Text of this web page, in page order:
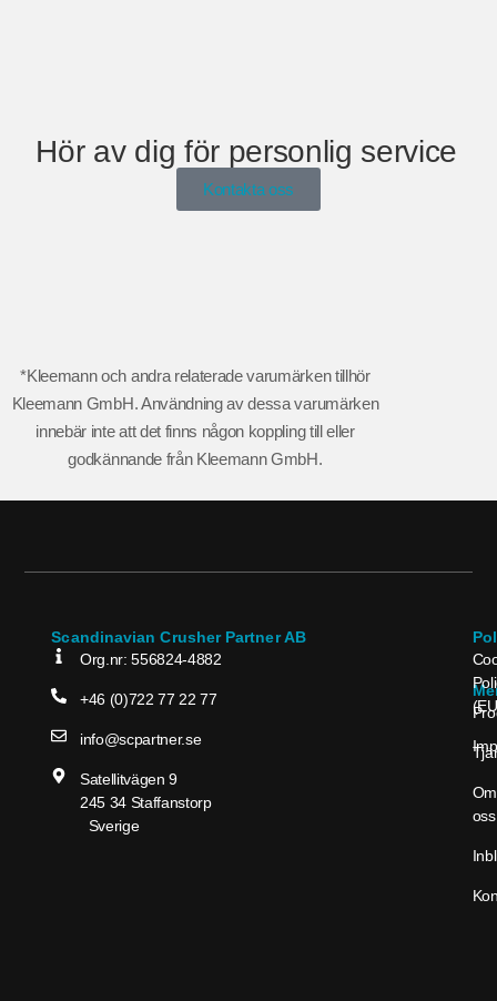
Hör av dig för personlig service
Kontakta oss
*Kleemann och andra relaterade varumärken tillhör
Kleemann GmbH. Användning av dessa varumärken
innebär inte att det finns någon koppling till eller
godkännande från Kleemann GmbH.
Scandinavian Crusher Partner AB
Org.nr: 556824-4882
+46 (0)722 77 22 77
info@scpartner.se
Satellitvägen 9
245 34 Staffanstorp
Sverige
Om
oss